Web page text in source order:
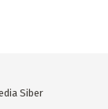
Siber